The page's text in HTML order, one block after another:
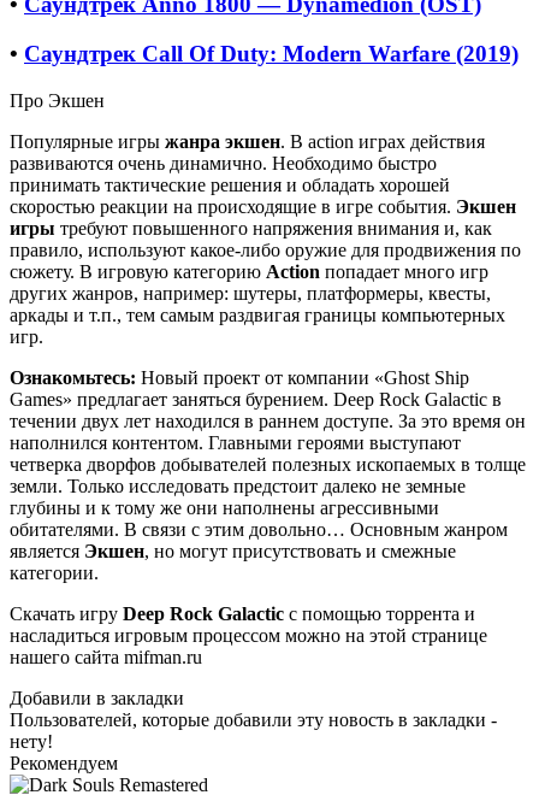
• Саундтрек Call Of Duty: Modern Warfare (2019)
Про Экшен
Популярные игры жанра экшен. В action играх действия
развиваются очень динамично. Необходимо быстро
принимать тактические решения и обладать хорошей
скоростью реакции на происходящие в игре события. Экшен
игры требуют повышенного напряжения внимания и, как
правило, используют какое-либо оружие для продвижения по
сюжету. В игровую категорию Action попадает много игр
других жанров, например: шутеры, платформеры, квесты,
аркады и т.п., тем самым раздвигая границы компьютерных
игр.
Ознакомьтесь: Новый проект от компании «Ghost Ship
Games» предлагает заняться бурением. Deep Rock Galactic в
течении двух лет находился в раннем доступе. За это время он
наполнился контентом. Главными героями выступают
четверка дворфов добывателей полезных ископаемых в толще
земли. Только исследовать предстоит далеко не земные
глубины и к тому же они наполнены агрессивными
обитателями. В связи с этим довольно… Основным жанром
является Экшен, но могут присутствовать и смежные
категории.
Скачать игру Deep Rock Galactic с помощью торрента и
насладиться игровым процессом можно на этой странице
нашего сайта mifman.ru
Добавили в закладки
Пользователей, которые добавили эту новость в закладки -
нету!
Рекомендуем